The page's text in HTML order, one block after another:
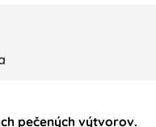
pečených výtvorov.